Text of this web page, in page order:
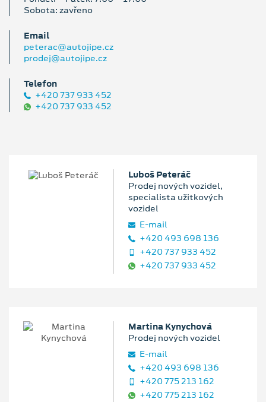
Sobota: zavřeno
Email
peterac@autojipe.cz
prodej@autojipe.cz
Telefon
+420 737 933 452
+420 737 933 452
Luboš Peteráč
Prodej nových vozidel,
specialista užitkových
vozidel
E‑mail
+420 493 698 136
+420 737 933 452
+420 737 933 452
Martina Kynychová
Prodej nových vozidel
E‑mail
+420 493 698 136
+420 775 213 162
+420 775 213 162